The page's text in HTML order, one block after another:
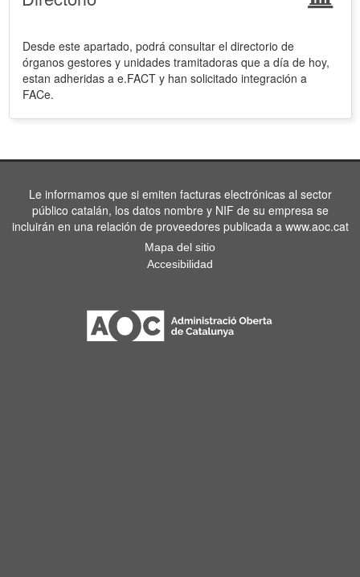
Desde este apartado, podrá consultar el directorio de
órganos gestores y unidades tramitadoras que a día de hoy,
estan adheridas a e.FACT y han solicitado integración a
FACe.
Le informamos que si emiten facturas electrónicas al sector
público catalán, los datos nombre y NIF de su empresa se
incluirán en una relación de proveedores publicada a www.aoc.cat
Mapa del sitio
Accesibilidad